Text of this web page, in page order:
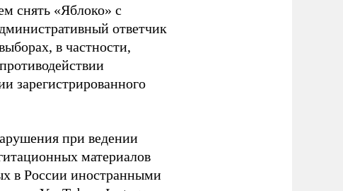
снять «Яблоко» с
ответчик
в частности,
зарегистрированного
при ведении
материалов
в России иностранными